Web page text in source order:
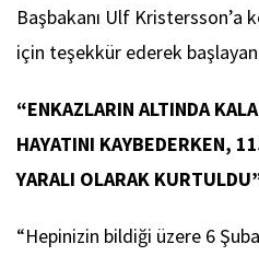
Başbakanı Ulf Kristersson’a
için teşekkür ederek
“ENKAZLARIN ALTINDA
HAYATINI KAYBEDERKEN,
YARALI OLARAK
“Hepinizin bildiği üzere 6